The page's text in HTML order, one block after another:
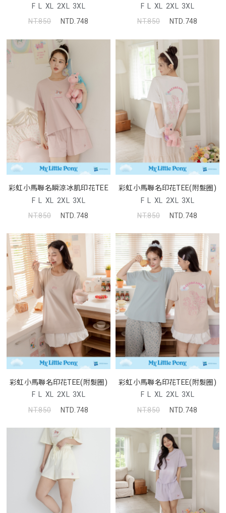
F L XL 2XL 3XL
NT.850
NTD.748
F L XL 2XL 3XL
NT.850
NTD.748
彩虹小馬聯名瞬涼冰肌印花TEE
F L XL 2XL 3XL
NT.850
NTD.748
彩虹小馬聯名印花TEE(附髮圈)
F L XL 2XL 3XL
NT.850
NTD.748
彩虹小馬聯名印花TEE(附髮圈)
F L XL 2XL 3XL
NT.850
NTD.748
彩虹小馬聯名印花TEE(附髮圈)
F L XL 2XL 3XL
NT.850
NTD.748